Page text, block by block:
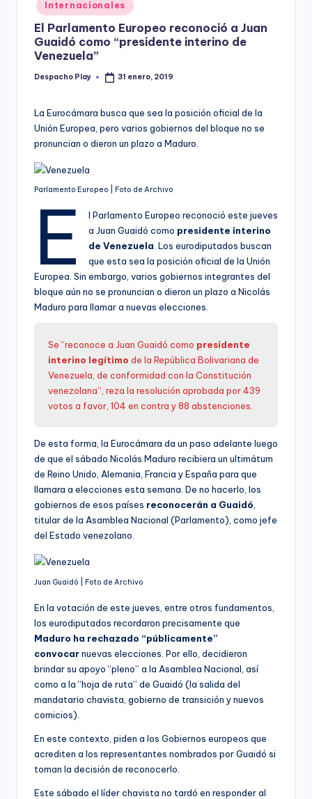
y
in
Internacionales
El Parlamento Europeo reconoció a Juan
Guaidó como “presidente interino de
Venezuela”
Posted
Despacho Play 31 enero, 2019
La Eurocámara busca que sea la posición oficial de la
Unión Europea, pero varios gobiernos del bloque no se
pronuncian o dieron un plazo a Maduro.
Parlamento Europeo | Foto de Archivo
E
l Parlamento Europeo reconoció este jueves
a Juan Guaidó como presidente interino
de Venezuela. Los eurodiputados buscan
que esta sea la posición oficial de la Unión
Europea. Sin embargo, varios gobiernos integrantes del
bloque aún no se pronuncian o dieron un plazo a Nicolás
Maduro para llamar a nuevas elecciones.
Se “reconoce a Juan Guaidó como presidente
interino legítimo de la República Bolivariana de
Venezuela, de conformidad con la Constitución
venezolana”, reza la resolución aprobada por 439
votos a favor, 104 en contra y 88 abstenciones.
De esta forma, la Eurocámara da un paso adelante luego
de que el sábado Nicolás Maduro recibiera un ultimátum
de Reino Unido, Alemania, Francia y España para que
llamara a elecciones esta semana. De no hacerlo, los
gobiernos de esos países reconocerán a Guaidó,
titular de la Asamblea Nacional (Parlamento), como jefe
del Estado venezolano.
Juan Guaidó | Foto de Archivo
En la votación de este jueves, entre otros fundamentos,
los eurodiputados recordaron precisamente que
Maduro ha rechazado “públicamente”
convocarnuevas elecciones. Por ello, decidieron
brindar su apoyo “pleno” a la Asamblea Nacional, así
como a la “hoja de ruta” de Guaidó (la salida del
mandatario chavista, gobierno de transición y nuevos
comicios).
En este contexto, piden a los Gobiernos europeos que
acrediten a los representantes nombrados por Guaidó si
toman la decisión de reconocerlo.
Este sábado el líder chavista no tardó en responder al